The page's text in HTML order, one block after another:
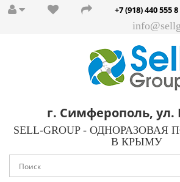
+7 (918) 440 555 8
г. Симферополь, ул.
SELL-GROUP -
В КРЫМУ